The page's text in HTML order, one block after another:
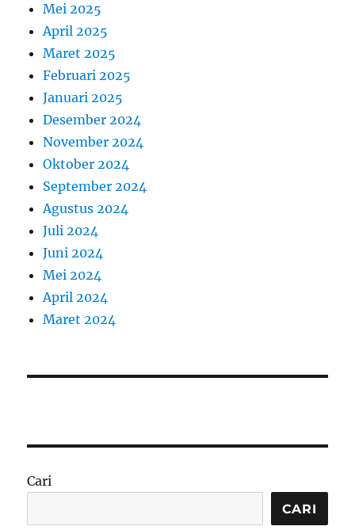
Mei 2025
April 2025
Maret 2025
Februari 2025
Januari 2025
Desember 2024
November 2024
Oktober 2024
September 2024
Agustus 2024
Juli 2024
Juni 2024
Mei 2024
April 2024
Maret 2024
Cari
CARI